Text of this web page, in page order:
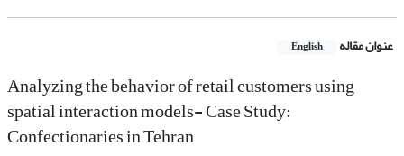
عنوان مقاله English
Analyzing the behavior of retail customers using
spatial interaction models- Case Study:
Confectionaries in Tehran